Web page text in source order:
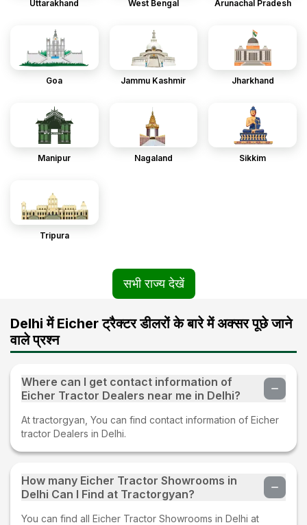
Uttarakhand West Bengal Arunachal Pradesh
Goa Jammu Kashmir Jharkhand
Manipur Nagaland Sikkim
Tripura
सभी राज्य देखें
Delhi में Eicher ट्रैक्टर डीलरों के बारे में अक्सर पूछे जाने
वाले प्रश्न
Where can I get contact information of
Eicher Tractor Dealers near me in Delhi?
At tractorgyan, You can find contact information of Eicher
tractor Dealers in Delhi.
How many Eicher Tractor Showrooms in
Delhi Can I Find at Tractorgyan?
You can find all Eicher Tractor Showrooms in Delhi at